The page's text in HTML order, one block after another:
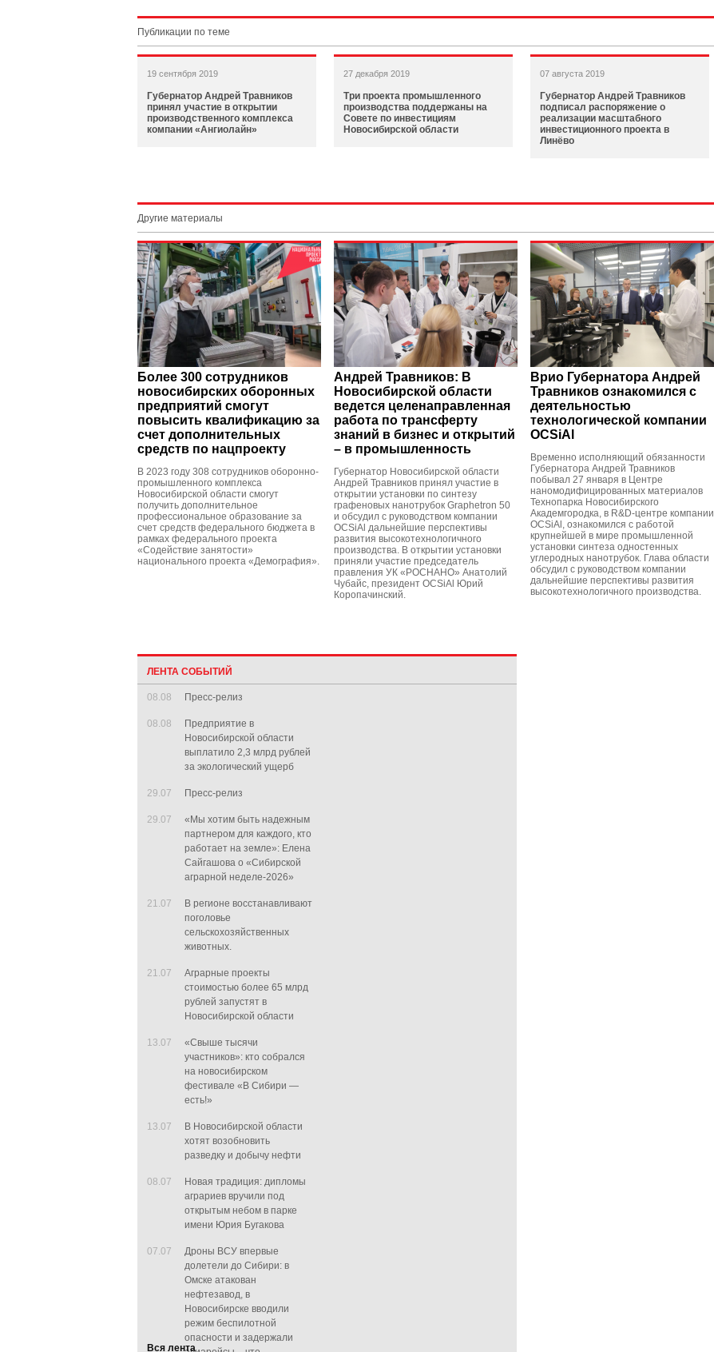
Публикации по теме
19 сентября 2019
Губернатор Андрей Травников
принял участие в открытии
производственного комплекса
компании «Ангиолайн»
27 декабря 2019
Три проекта промышленного
производства поддержаны на
Совете по инвестициям
Новосибирской области
07 августа 2019
Губернатор Андрей Травников
подписал распоряжение о
реализации масштабного
инвестиционного проекта в
Линёво
Другие материалы
Более 300 сотрудников
новосибирских оборонных
предприятий смогут
повысить квалификацию за
счет дополнительных
средств по нацпроекту
В 2023 году 308 сотрудников оборонно-
промышленного комплекса
Новосибирской области смогут
получить дополнительное
профессиональное образование за
счет средств федерального бюджета в
рамках федерального проекта
«Содействие занятости»
национального проекта «Демография».
Андрей Травников: В
Новосибирской области
ведется целенаправленная
работа по трансферту
знаний в бизнес и открытий
– в промышленность
Губернатор Новосибирской области
Андрей Травников принял участие в
открытии установки по синтезу
графеновых нанотрубок Graphetron 50
и обсудил с руководством компании
OCSiAl дальнейшие перспективы
развития высокотехнологичного
производства. В открытии установки
приняли участие председатель
правления УК «РОСНАНО» Анатолий
Чубайс, президент OCSiAl Юрий
Коропачинский.
Врио Губернатора Андрей
Травников ознакомился с
деятельностью
технологической компании
OCSiAl
Временно исполняющий обязанности
Губернатора Андрей Травников
побывал 27 января в Центре
наномодифицированных материалов
Технопарка Новосибирского
Академгородка, в R&D-центре компании
OCSiAl, ознакомился с работой
крупнейшей в мире промышленной
установки синтеза одностенных
углеродных нанотрубок. Глава области
обсудил с руководством компании
дальнейшие перспективы развития
высокотехнологичного производства.
ЛЕНТА СОБЫТИЙ
08.08 Пресс-релиз
08.08
Предприятие в
Новосибирской области
выплатило 2,3 млрд рублей
за экологический ущерб
29.07 Пресс-релиз
29.07
«Мы хотим быть надежным
партнером для каждого, кто
работает на земле»: Елена
Сайгашова о «Сибирской
аграрной неделе-2026»
21.07
В регионе восстанавливают
поголовье
сельскохозяйственных
животных.
21.07
Аграрные проекты
стоимостью более 65 млрд
рублей запустят в
Новосибирской области
13.07
«Свыше тысячи
участников»: кто собрался
на новосибирском
фестивале «В Сибири —
есть!»
13.07
В Новосибирской области
хотят возобновить
разведку и добычу нефти
08.07
Новая традиция: дипломы
аграриев вручили под
открытым небом в парке
имени Юрия Бугакова
07.07
Дроны ВСУ впервые
долетели до Сибири: в
Омске атакован
нефтезавод, в
Новосибирске вводили
режим беспилотной
опасности и задержали
Вся лента